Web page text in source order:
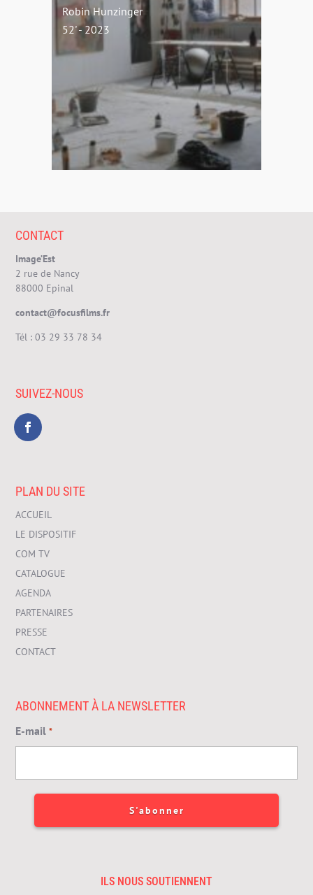
Robin Hunzinger
52' - 2023
CONTACT
Image’Est
2 rue de Nancy
88000 Epinal
contact@focusfilms.fr
Tél :03 29 33 78 34
SUIVEZ-NOUS
PLAN DU SITE
ACCUEIL
LE DISPOSITIF
COM TV
CATALOGUE
AGENDA
PARTENAIRES
PRESSE
CONTACT
ABONNEMENT À LA NEWSLETTER
E-mail *
ILS NOUS SOUTIENNENT